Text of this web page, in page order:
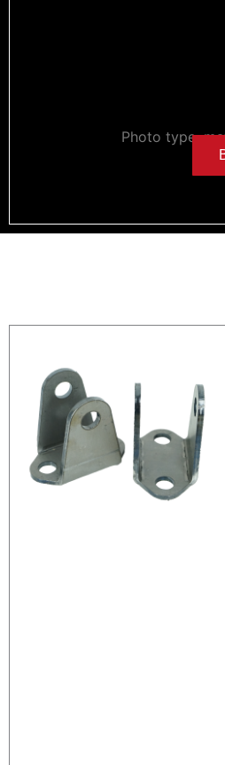
Photo type,